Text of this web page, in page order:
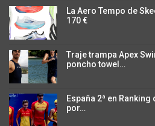
La Aero Tempo de
170 €
Traje trampa Apex
poncho towel…
España 2ª en
por…